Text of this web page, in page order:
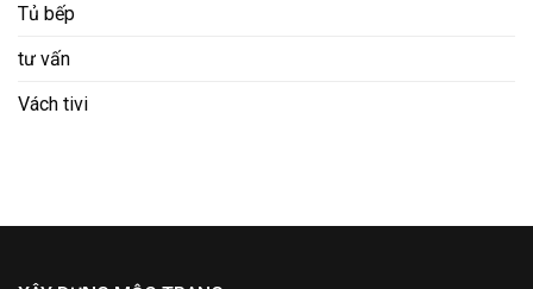
Tủ bếp
tư vấn
Vách tivi